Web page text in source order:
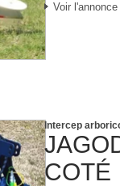
Voir l'annonce
COTÉ
Intercep